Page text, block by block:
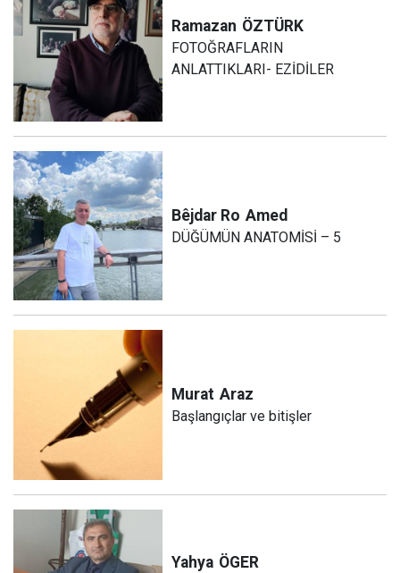
Ramazan ÖZTÜRK
FOTOĞRAFLARIN
ANLATTIKLARI- EZİDİLER
Bêjdar Ro Amed
DÜĞÜMÜN ANATOMİSİ – 5
Murat Araz
Başlangıçlar ve bitişler
Yahya ÖGER